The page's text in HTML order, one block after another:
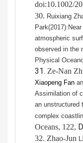
doi:10.1002/
30. Ruixiang
atmospheric
observed in the
Physical
31. Ze-Nan
Xiaopeng Fan
Assimilation of
an unstructured
complex
Oceans, 122,
32. Zhao-Jun L